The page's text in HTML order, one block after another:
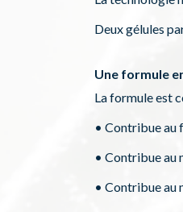
Deux gélules
Une formule
La formule est
• Contribue au
• Contribue au
• Contribue au